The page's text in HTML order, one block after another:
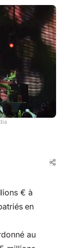
€ à
en
au